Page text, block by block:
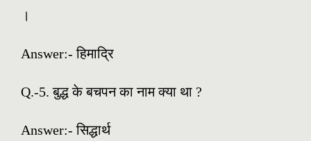
।
Answer:-हिमाद्रि
Q.-5. बुद्ध के बचपन का नाम क्या था ?
Answer:-सिद्धार्थ